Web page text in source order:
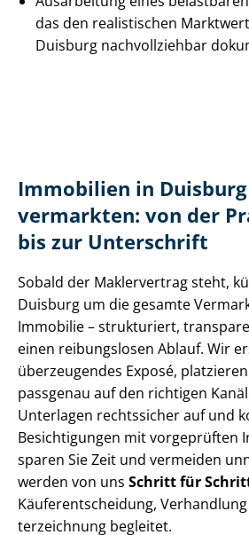
das den realistischen
Duisburg nachvollziehbar
Immobilien in
vermarkten: von der
bis zur Unterschrift
Sobald der Maklervertrag steht,
Duisburg um die gesamte
Immobilie – strukturiert,
einen reibungslosen Ablauf. Wir
überzeugendes Exposé,
passgenau auf den richtigen
Unterlagen rechtssicher auf und
Besichtigungen mit vorgeprüften
sparen Sie Zeit und vermeiden
werden von uns Schritt für
Käu­fer­ent­schei­dung,
ter­zeich­nung begleitet.